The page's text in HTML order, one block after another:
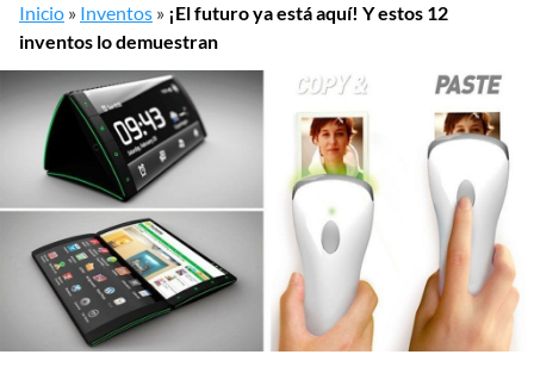
Inicio » Inventos » ¡El futuro ya está aquí! Y estos 12
inventos lo demuestran